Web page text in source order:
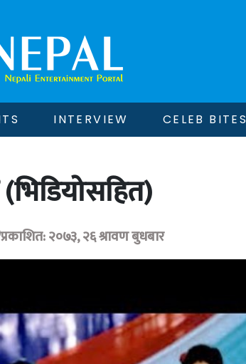
INTERVIEW CELEB BITES
प्रकाशित: २०७३, २६ श्रावण बुधबार